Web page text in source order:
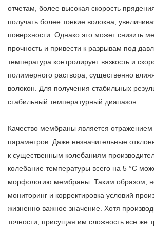
отчетам, более высокая скорость
получать более тонкие волокна,
поверхности. Однако это может снизить
прочность и привести к разрывам под
температура контролирует вязкость и
полимерного раствора, существенно
волокон. Для получения стабильных
стабильный температурный диапазон.
Качество мембраны является
параметров. Даже незначительные
к существенным колебаниям
колебание температуры всего на 5 °C
морфологию мембраны. Таким образом,
мониторинг и корректировка условий
жизненно важное значение. Хотя
точности, присущая им сложность все же